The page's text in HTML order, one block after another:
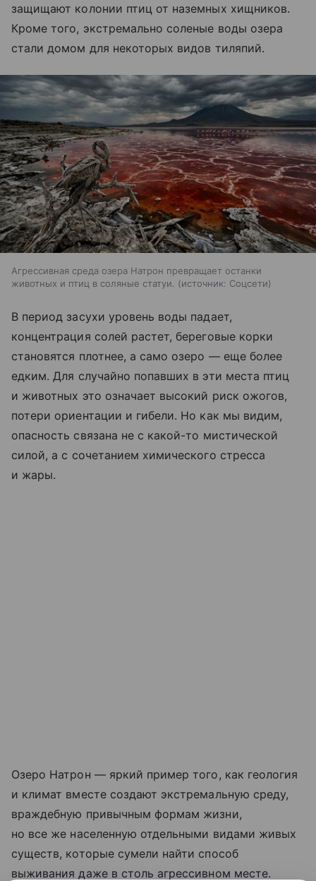
защищают колонии птиц от наземных хищников.
Кроме того, экстремально соленые воды озера
стали домом для некоторых видов тиляпий.
Агрессивная среда озера Натрон превращает останки
животных и птиц в соляные статуи.
источник: Соцсети
В период засухи уровень воды падает,
концентрация солей растет, береговые корки
становятся плотнее, а само озеро — еще более
едким. Для случайно попавших в эти места птиц
и животных это означает высокий риск ожогов,
потери ориентации и гибели. Но как мы видим,
опасность связана не с какой-то мистической
силой, а с сочетанием химического стресса
и жары.
Озеро Натрон — яркий пример того, как геология
и климат вместе создают экстремальную среду,
враждебную привычным формам жизни,
но все же населенную отдельными видами живых
существ, которые сумели найти способ
выживания даже в столь агрессивном месте.